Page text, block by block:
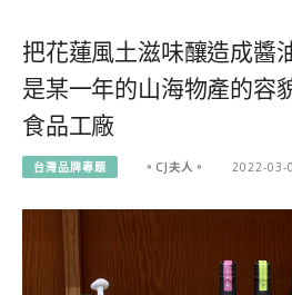
把花蓮風土滋味釀造成醬
是某一年的山海物產的容
食品工廠
台灣品牌專題 。CJ夫人。 2022-03-